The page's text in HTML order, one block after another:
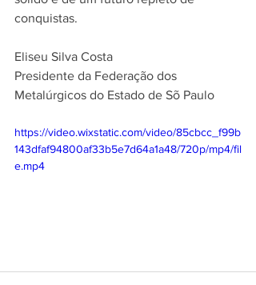
conquistas.
Eliseu Silva Costa
Presidente da Federação dos
Metalúrgicos do Estado de Sõ Paulo
https://video.wixstatic.com/video/85cbcc_f99b
143dfaf94800af33b5e7d64a1a48/720p/mp4/fil
e.mp4